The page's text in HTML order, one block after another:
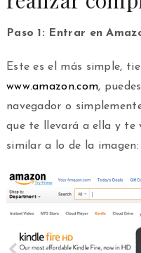
Paso 1: Entrar en
Este es el más simple,
www.amazon.com,
navegador o
que te llevará a ella y te
similar a lo de la imagen: